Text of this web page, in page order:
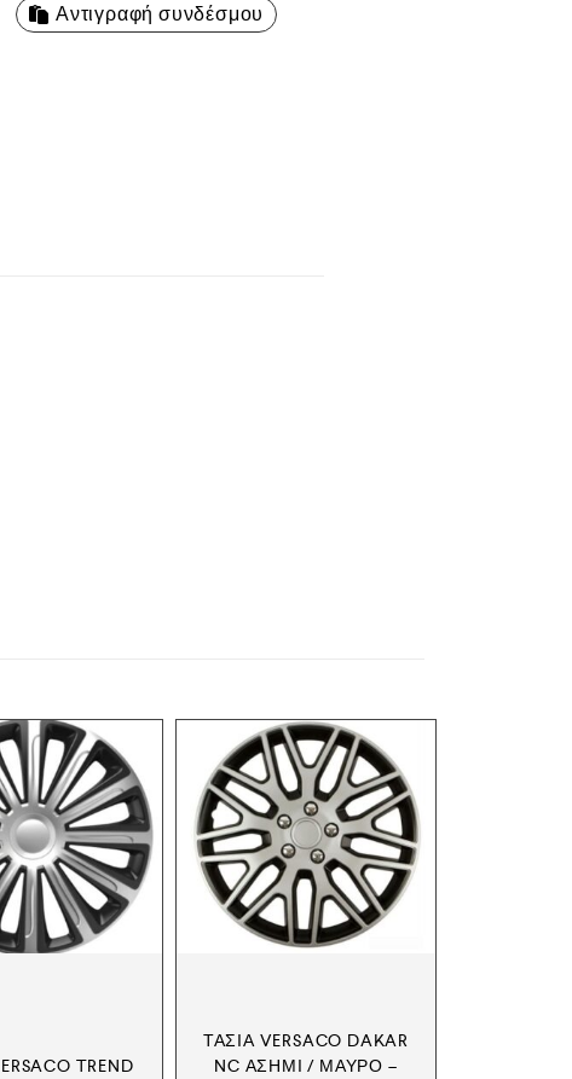
Αντιγραφή συνδέσμου
TREND
ΤΆΣΙΑ VERSACO DAKAR
NC ΑΣΗΜΊ / ΜΑΎΡΟ –